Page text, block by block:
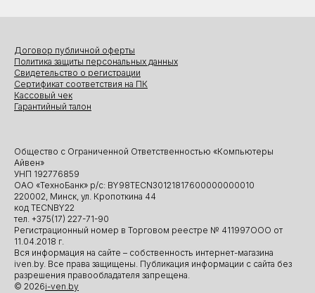
Общество с Ограниченной Ответственностью «Компьютеры
Айвен»
УНП 192776859
ОАО «ТехноБанк» р/с: BY98TECN30121817600000000010
220002, Минск, ул. Кропоткина 44
код TECNBY22
тел. +375(17) 227-71-90
Регистрационный номер в Торговом реестре № 411997ООО от
11.04.2018 г.
Вся информация на сайте – собственность интернет-магазина
iven.by. Все права защищены. Публикация информации с сайта без
разрешения правообладателя запрещена.
© 2026i-ven.by
Договор публичной оферты
Политика защиты персональных данных
Свидетельство о регистрации
Сертификат соответствия на ПК
Кассовый чек
Гарантийный талон